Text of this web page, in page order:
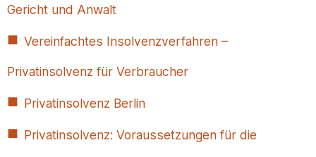
Gericht und Anwalt
Vereinfachtes Insolvenzverfahren –
Privatinsolvenz für Verbraucher
Privatinsolvenz Berlin
Privatinsolvenz: Voraussetzungen für die